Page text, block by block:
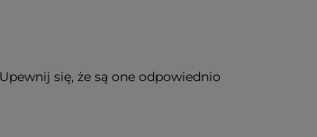
się, że są one odpowiednio